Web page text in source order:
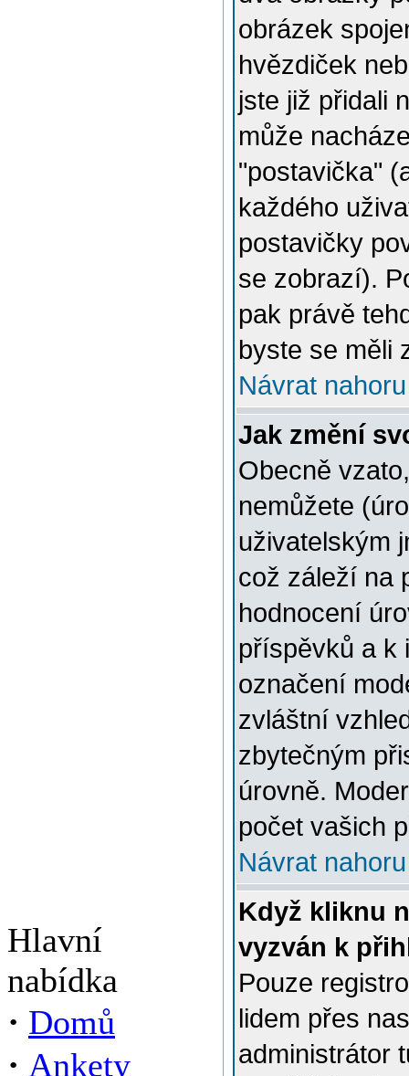
Hlavní
nabídka
· Domů
· Ankety
obrázek
hvězdiček
jste již přidali
může
"postavička"
každého
postavičky
se zobrazí).
pak právě
byste se měli
Návrat nahoru
Jak změní
Obecně
nemůžete
uživatelským
což záleží na
hodnocení
příspěvků a k
označení
zvláštní
zbytečným
úrovně.
počet vašich
Návrat nahoru
Když kliknu
vyzván k
Pouze
lidem přes
administrátor